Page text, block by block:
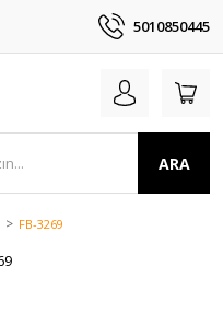
5010850445
ARA
FB-3269